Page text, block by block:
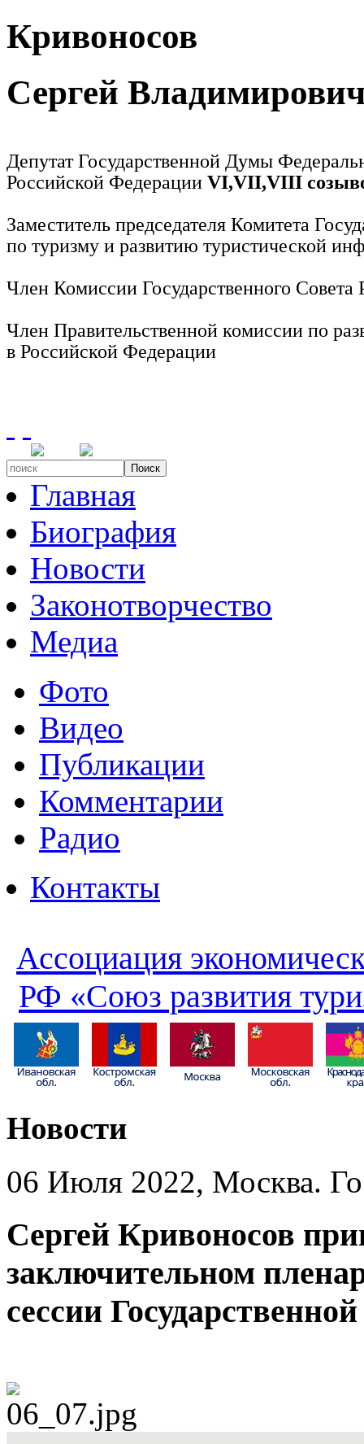
Кривоносов
Сергей
Депутат Государственной Думы
Российской Федерации VI,VII,VIII
Заместитель председателя Комитета
по туризму и развитию туристической
Член Комиссии Государственного
Член Правительственной комиссии по
в Российской Федерации
Поиск
Главная
Биография
Новости
Законотворчество
Медиа
Фото
Видео
Публикации
Комментарии
Радио
Контакты
Ассоциация
РФ «Союз развития
Новости
06 Июля 2022, Москва.
Сергей Кривоносов
заключительном
сессии